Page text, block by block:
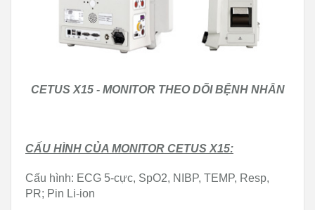
CETUS X15 - MONITOR THEO DÕI BỆNH NHÂN
CẤU HÌNH CỦA MONITOR CETUS X15:
Cấu hình: ECG 5-cực, SpO2, NIBP, TEMP, Resp,
PR; Pin Li-ion